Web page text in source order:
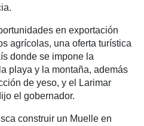
en exportación
agrícolas, una oferta turística
donde se impone la
playa y la montaña, además
de yeso, y el Larimar
el gobernador.
construir un Muelle en